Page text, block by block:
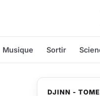
Musique Sortir
DJINN -